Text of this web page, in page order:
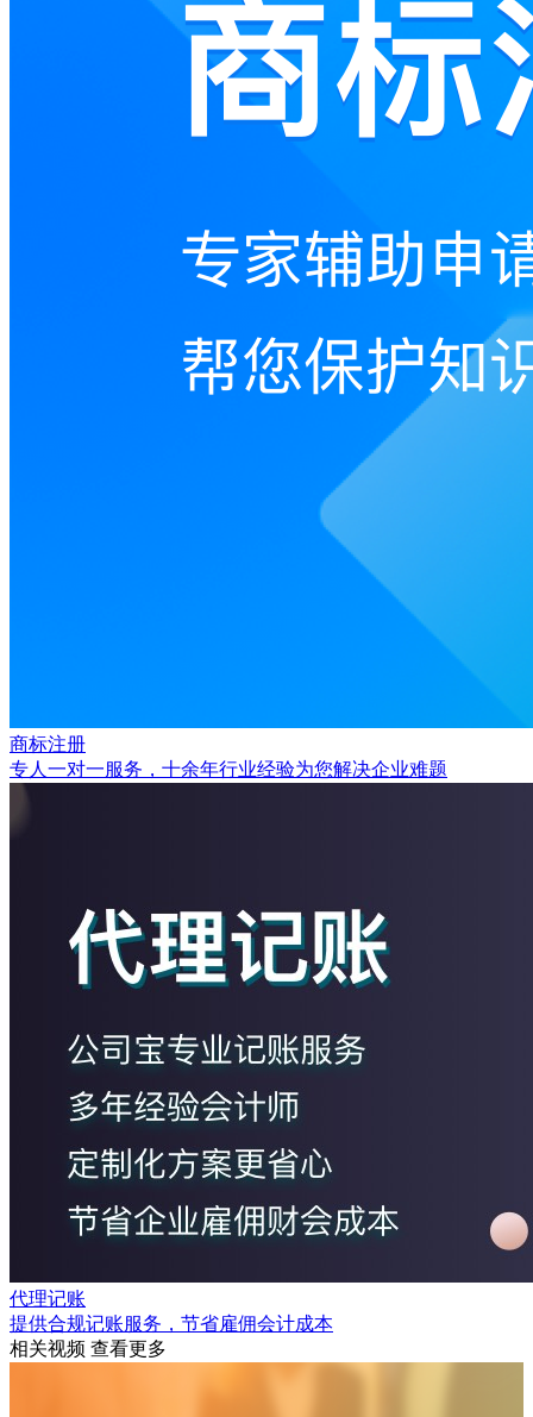
商标注册
专人一对一服务，十余年行业经验为您解决企业难题
代理记账
提供合规记账服务，节省雇佣会计成本
相关视频 查看更多